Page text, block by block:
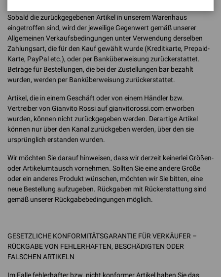
Sobald die zurückgegebenen Artikel in unserem Warenhaus
eingetroffen sind, wird der jeweilige Gegenwert gemäß unserer
Allgemeinen Verkaufsbedingungen unter Verwendung derselben
Zahlungsart, die für den Kauf gewählt wurde (Kreditkarte, Prepaid-
Karte, PayPal etc.), oder per Banküberweisung zurückerstattet.
Beträge für Bestellungen, die bei der Zustellungen bar bezahlt
wurden, werden per Banküberweisung zurückerstattet.
Artikel, die in einem Geschäft oder von einem Händler bzw.
Vertreiber von Gianvito Rossi auf gianvitorossi.com erworben
wurden, können nicht zurückgegeben werden. Derartige Artikel
können nur über den Kanal zurückgeben werden, über den sie
ursprünglich erstanden wurden.
Wir möchten Sie darauf hinweisen, dass wir derzeit keinerlei Größen-
oder Artikelumtausch vornehmen. Sollten Sie eine andere Größe
oder ein anderes Produkt wünschen, möchten wir Sie bitten, eine
neue Bestellung aufzugeben. Rückgaben mit Rückerstattung sind
gemäß unserer Rückgabebedingungen möglich.
GESETZLICHE KONFORMITÄTSGARANTIE FÜR VERKÄUFER –
RÜCKGABE VON FEHLERHAFTEN, BESCHÄDIGTEN ODER
FALSCHEN ARTIKELN
Im Falle fehlerhafter bzw. nicht konformer Artikel haben Sie das